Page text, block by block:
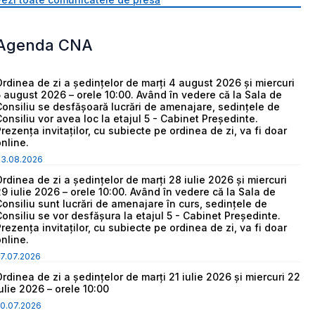
CNA
de zi a ședințelor de marți 4 august 2026 și miercuri
august 2026 – orele 10:00. Având în vedere că la Sala de
se desfășoară lucrări de amenajare, sedințele de
vor avea loc la etajul 5 - Cabinet Președinte.
invitaților, cu subiecte pe ordinea de zi, va fi doar
de zi a ședințelor de marți 28 iulie 2026 și miercuri
iulie 2026 – orele 10:00. Având în vedere că la Sala de
sunt lucrări de amenajare în curs, sedințele de
se vor desfășura la etajul 5 - Cabinet Președinte.
invitaților, cu subiecte pe ordinea de zi, va fi doar
de zi a ședințelor de marți 21 iulie 2026 și miercuri 22
2026 – orele 10:00